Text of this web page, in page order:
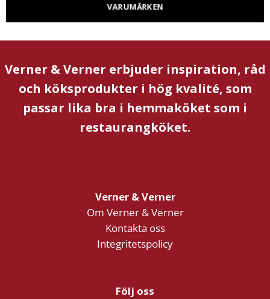
VARUMÄRKEN
Verner & Verner erbjuder inspiration, råd
och köksprodukter i hög kvalité, som
passar lika bra i hemmaköket som i
restaurangköket.
Verner & Verner
Om Verner & Verner
Kontakta oss
Integritetspolicy
Följ oss